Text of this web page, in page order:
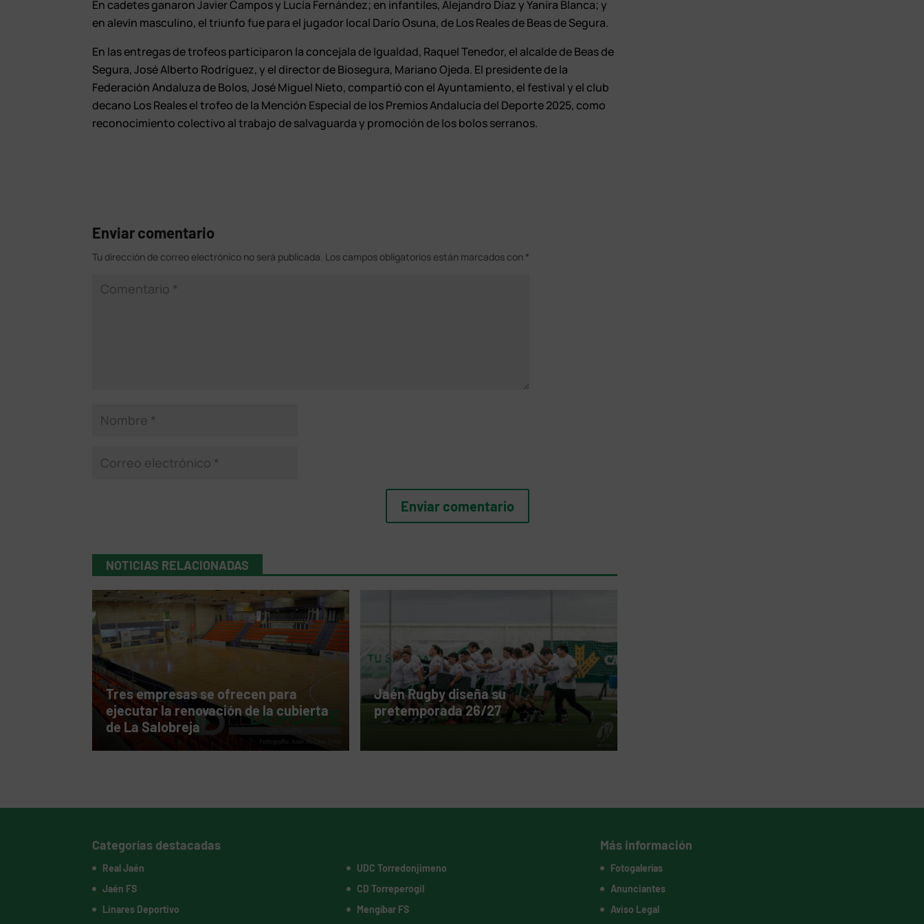
En cadetes ganaron Javier Campos y Lucía Fernández; en infantiles, Alejandro Díaz y Yanira Blanca; y
en alevín masculino, el triunfo fue para el jugador local Darío Osuna, de Los Reales de Beas de Segura.
En las entregas de trofeos participaron la concejala de Igualdad, Raquel Tenedor, el alcalde de Beas de
Segura, José Alberto Rodríguez, y el director de Biosegura, Mariano Ojeda. El presidente de la
Federación Andaluza de Bolos, José Miguel Nieto, compartió con el Ayuntamiento, el festival y el club
decano Los Reales el trofeo de la Mención Especial de los Premios Andalucía del Deporte 2025, como
reconocimiento colectivo al trabajo de salvaguarda y promoción de los bolos serranos.
Enviar comentario
Tu dirección de correo electrónico no será publicada. Los campos obligatorios están marcados con *
NOTICIAS RELACIONADAS
Tres empresas se ofrecen para
ejecutar la renovación de la cubierta
de La Salobreja
Jaén Rugby diseña su
pretemporada 26/27
Categorías destacadas
Real Jaén
Jaén FS
Linares Deportivo
UDC Torredonjimeno
CD Torreperogil
Mengíbar FS
Más información
Fotogalerías
Anunciantes
Aviso Legal